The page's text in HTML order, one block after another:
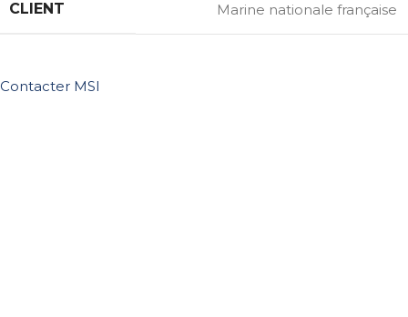
CLIENT Marine nationale française
Contacter MSI